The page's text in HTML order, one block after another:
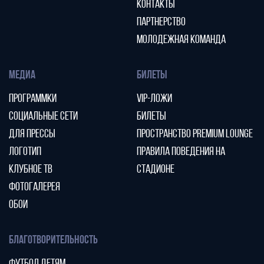
КОНТАКТЫ
ПАРТНЕРСТВО
МОЛОДЕЖНАЯ КОМАНДА
МЕДИА
ПРОГРАММКИ
СОЦИАЛЬНЫЕ СЕТИ
ДЛЯ ПРЕССЫ
ЛОГОТИП
КЛУБНОЕ ТВ
ФОТОГАЛЕРЕЯ
ОБОИ
БИЛЕТЫ
VIP-ЛОЖИ
БИЛЕТЫ
ПРОСТРАНСТВО PREMIUM LOUNGE
ПРАВИЛА ПОВЕДЕНИЯ НА
СТАДИОНЕ
БЛАГОТВОРИТЕЛЬНОСТЬ